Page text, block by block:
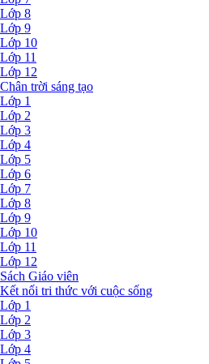
Lớp 8
Lớp 9
Lớp 10
Lớp 11
Lớp 12
Chân trời sáng tạo
Lớp 1
Lớp 2
Lớp 3
Lớp 4
Lớp 5
Lớp 6
Lớp 7
Lớp 8
Lớp 9
Lớp 10
Lớp 11
Lớp 12
Sách Giáo viên
Kết nối tri thức với cuộc sống
Lớp 1
Lớp 2
Lớp 3
Lớp 4